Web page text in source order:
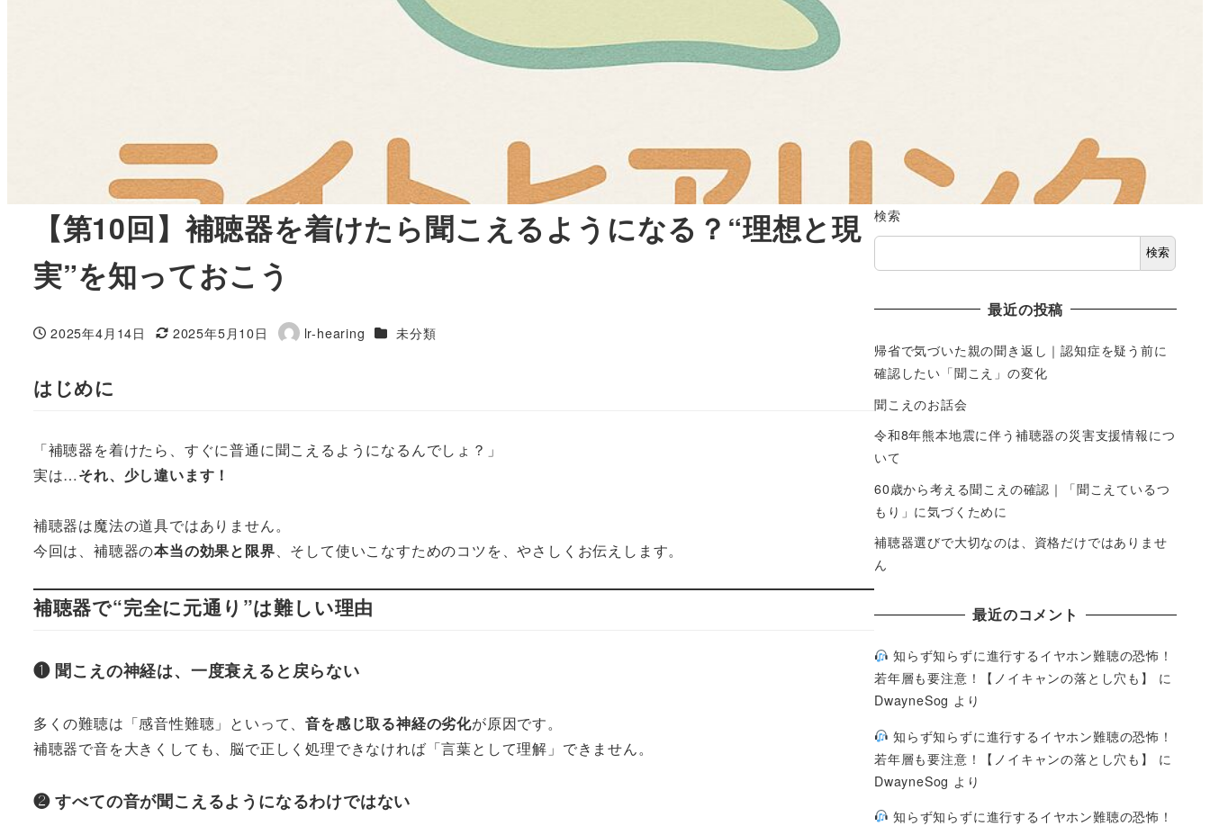
【第10回】補聴器を着けたら聞こえるようになる？“理想と現
実”を知っておこう
投稿日
2025年4月14日
更新日
2025年5月10日
著
lr-hearing カテゴリー
未分類
はじめに
「補聴器を着けたら、すぐに普通に聞こえるようになるんでしょ？」
実は…それ、少し違います！
補聴器は魔法の道具ではありません。
今回は、補聴器の本当の効果と限界 、そして使いこなすためのコツを、やさしくお伝えします。
補聴器で“完全に元通り”は難しい理由
❶ 聞こえの神経は、一度衰えると戻らない
多くの難聴は「感音性難聴」といって、音を感じ取る神経の劣化が原因です。
補聴器で音を大きくしても、脳で正しく処理できなければ「言葉として理解」できません。
❷ すべての音が聞こえるようになるわけではない
検索
検索
最近の投稿
帰省で気づいた親の聞き返し｜認知症を疑う前に
確認したい「聞こえ」の変化
聞こえのお話会
令和8年熊本地震に伴う補聴器の災害支援情報につ
いて
60歳から考える聞こえの確認｜「聞こえているつ
もり」に気づくために
補聴器選びで大切なのは、資格だけではありませ
ん
最近のコメント
知らず知らずに進行するイヤホン難聴の恐怖！
若年層も要注意！【ノイキャンの落とし穴も】
に
DwayneSog より
知らず知らずに進行するイヤホン難聴の恐怖！
若年層も要注意！【ノイキャンの落とし穴も】
に
DwayneSog より
知らず知らずに進行するイヤホン難聴の恐怖！